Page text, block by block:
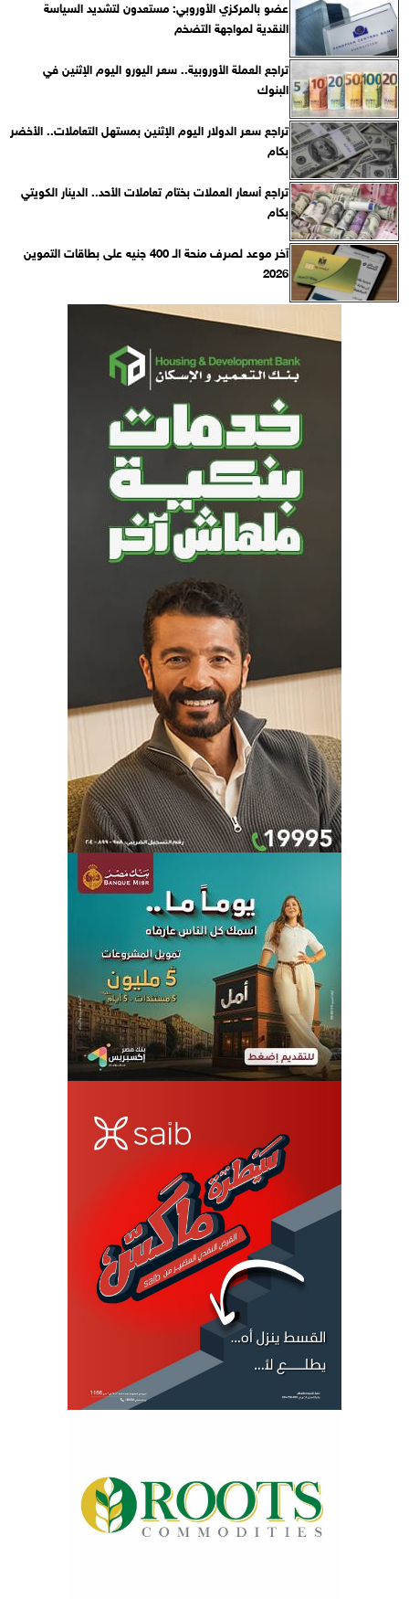
عضو بالمركزي الأوروبي: مستعدون لتشديد السياسة
النقدية لمواجهة التضخم
تراجع العملة الأوروبية.. سعر اليورو اليوم الإثنين في
البنوك
تراجع سعر الدولار اليوم الإثنين بمستهل التعاملات.. الأخضر
بكام
تراجع أسعار العملات بختام تعاملات الأحد.. الدينار الكويتي
بكام
آخر موعد لصرف منحة الـ 400 جنيه على بطاقات التموين
2026